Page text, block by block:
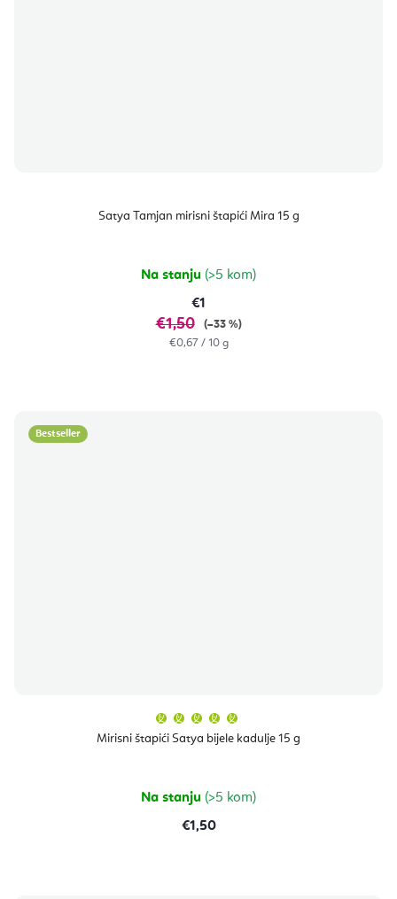
Satya Tamjan mirisni štapići Mira 15 g
Na stanju (>5 kom)
€1
€1,50
(–33 %)
Izračunaj
€0,67 / 10 g
Bestseller
Mirisni štapići Satya bijele kadulje 15 g
proizvoda
je
zvjezdica.
Na stanju (>5 kom)
€1,50